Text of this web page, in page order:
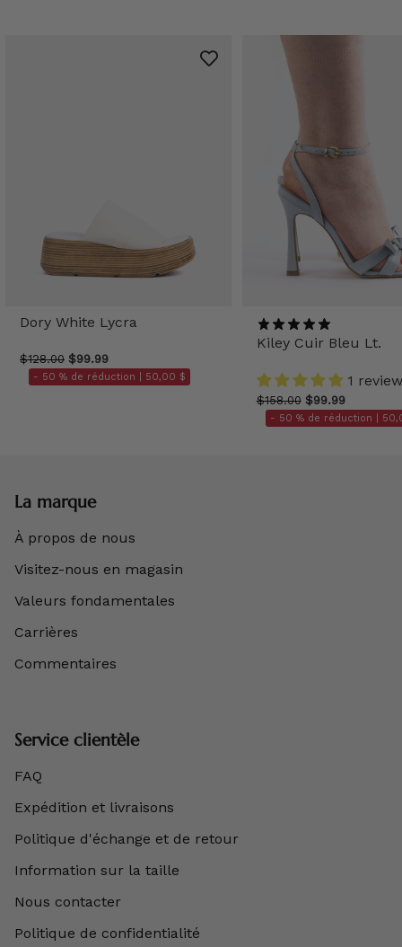
Dory White Lycra
$128.00 $99.99
- 50 % de réduction | 50,00 $
Kiley Cuir Bleu Lt.
1 review
$158.00 $99.99
- 50 % de réduction |
La marque
À propos de nous
Visitez-nous en magasin
Valeurs fondamentales
Carrières
Commentaires
Service clientèle
FAQ
Expédition et livraisons
Politique d'échange et de retour
Information sur la taille
Nous contacter
Politique de confidentialité